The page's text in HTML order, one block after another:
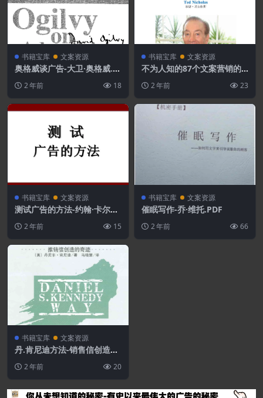
书籍宝库 文案资源
奥格威谈广告-大卫·奥格威.P
2 年前 18
书籍宝库 文案资源
不为人知的87个文案营销的
2 年前 23
书籍宝库 文案资源
测试广告的方法-约翰·卡尔普
2 年前 15
书籍宝库 文案资源
催眠写作-乔·维托.PDF
2 年前 66
书籍宝库 文案资源
丹.肯尼迪方法-销售信创造的
2 年前 20